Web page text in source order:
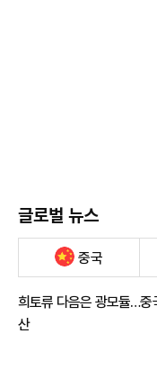
글로벌 뉴스
중국
희토류 다음은 광모듈…중
산